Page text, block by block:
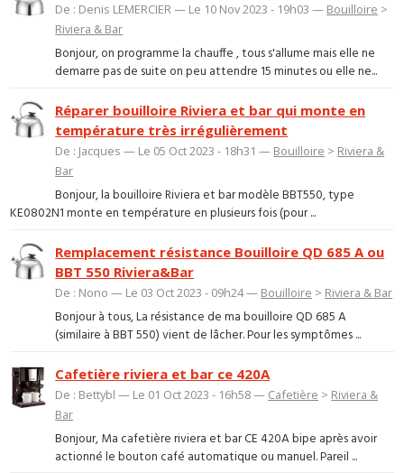
De : Denis LEMERCIER — Le 10 Nov 2023 - 19h03 — Bouilloire >
Riviera & Bar
Bonjour, on programme la chauffe , tous s'allume mais elle ne
demarre pas de suite on peu attendre 15 minutes ou elle ne...
Réparer bouilloire Riviera et bar qui monte en
température très irrégulièrement
De : Jacques — Le 05 Oct 2023 - 18h31 — Bouilloire > Riviera &
Bar
Bonjour, la bouilloire Riviera et bar modèle BBT550, type
KE0802N1 monte en température en plusieurs fois (pour ...
Remplacement résistance Bouilloire QD 685 A ou
BBT 550 Riviera&Bar
De : Nono — Le 03 Oct 2023 - 09h24 — Bouilloire > Riviera & Bar
Bonjour à tous, La résistance de ma bouilloire QD 685 A
(similaire à BBT 550) vient de lâcher. Pour les symptômes ...
Cafetière riviera et bar ce 420A
De : Bettybl — Le 01 Oct 2023 - 16h58 — Cafetière > Riviera &
Bar
Bonjour, Ma cafetière riviera et bar CE 420A bipe après avoir
actionné le bouton café automatique ou manuel. Pareil ...